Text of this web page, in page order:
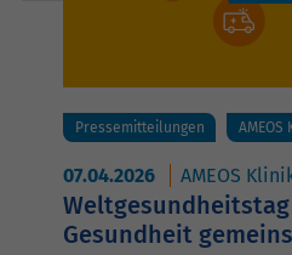
Pressemitteilungen
07.04.2026 AMEOS
Weltgesundheitstag
Gesundheit